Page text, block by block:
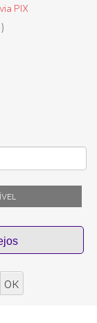
PIX